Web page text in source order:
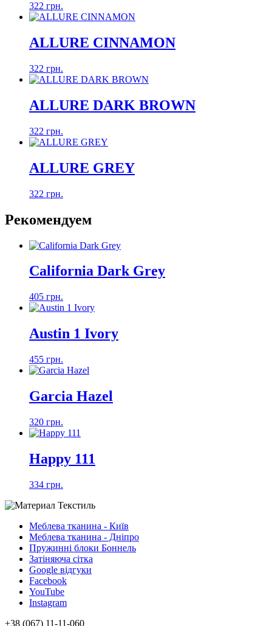
322 грн.
ALLURE CINNAMON
322 грн.
ALLURE DARK BROWN
322 грн.
ALLURE GREY
322 грн.
Рекомендуем
California Dark Grey
405 грн.
Austin 1 Ivory
455 грн.
Garcia Hazel
320 грн.
Happy 111
334 грн.
Меблева тканина - Київ
Меблева тканина - Дніпро
Пружинні блоки Боннель
Затіняюча сітка
Google відгуки
Facebook
YouTube
Instagram
+38 (067) 11-11-060